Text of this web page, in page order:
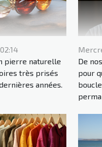
pierre naturelle
très prisés
années.
De
pour